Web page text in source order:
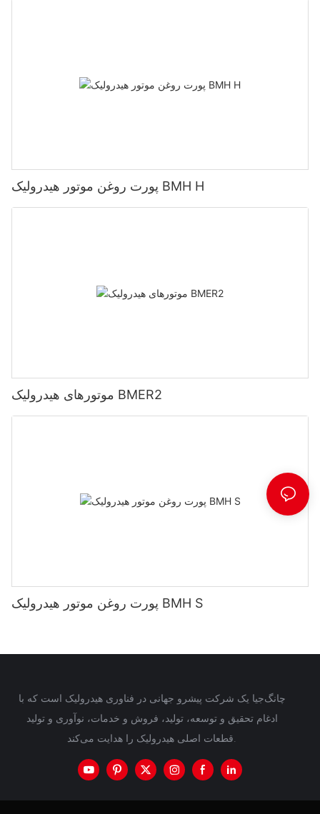
پورت روغن موتور هیدرولیک BMH H
موتورهای هیدرولیک BMER2
پورت روغن موتور هیدرولیک BMH S
چانگ‌جیا یک شرکت پیشرو جهانی در فناوری هیدرولیک است که با
ادغام تحقیق و توسعه، تولید، فروش و خدمات، نوآوری و تولید